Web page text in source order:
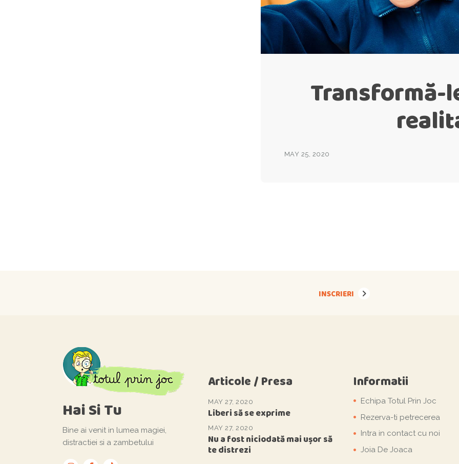
Transformă-
MAY 25, 2020
INSCRIERI
Hai Si Tu
Bine ai venit in lumea magiei,
distractiei si a zambetului
Articole / Presa
MAY 27, 2020
Liberi să se exprime
MAY 27, 2020
Nu a fost niciodată mai ușor să
te distrezi
Informatii
Echipa Totul Prin Joc
Rezerva-ti petrecerea
Intra in contact cu noi
Joia De Joaca